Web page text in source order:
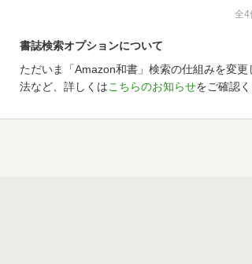
全4
書誌検索オプションについて
ただいま「Amazon和書」検索の仕組みを変
法など、詳しくはこちらのお知らせをご確認く